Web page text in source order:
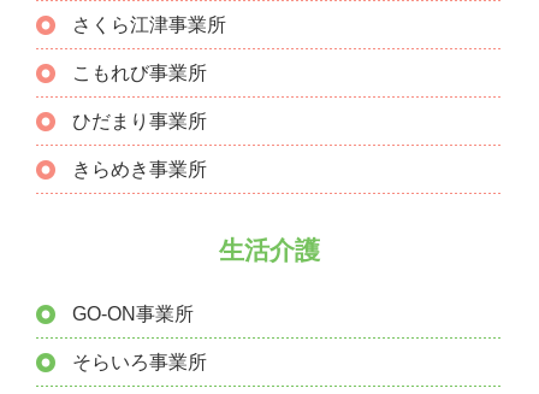
さくら江津事業所
こもれび事業所
ひだまり事業所
きらめき事業所
生活介護
GO-ON事業所
そらいろ事業所